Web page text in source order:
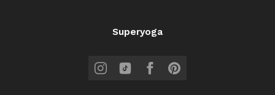
Superyoga